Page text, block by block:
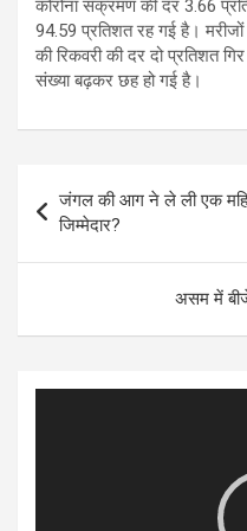
कोरोना संक्रमण की दर 3.66
94.59 प्रतिशत रह गई है।
की रिकवरी की दर दो प्रतिशत
संख्या बढ़कर छह हो गई है।
Post
navigation
जंगल की आग ने ले ली एक
जिम्मेदार?
असम में